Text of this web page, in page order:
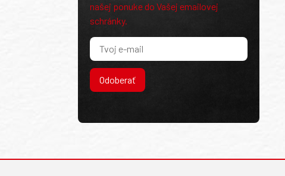
našej ponuke do Vašej emailovej
schránky.
Odoberať